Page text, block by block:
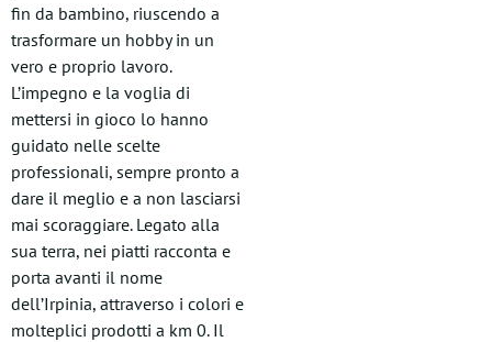
fin da bambino, riuscendo a
trasformare un hobby in un
vero e proprio lavoro.
L’impegno e la voglia di
mettersi in gioco lo hanno
guidato nelle scelte
professionali, sempre pronto a
dare il meglio e a non lasciarsi
mai scoraggiare. Legato alla
sua terra, nei piatti racconta e
porta avanti il nome
dell’Irpinia, attraverso i colori e
molteplici prodotti a km 0. Il